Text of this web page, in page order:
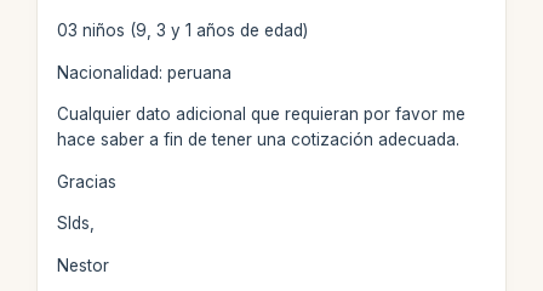
03 niños (9, 3 y 1 años de edad)
Nacionalidad: peruana
Cualquier dato adicional que requieran por favor me
hace saber a fin de tener una cotización adecuada.
Gracias
Slds,
Nestor